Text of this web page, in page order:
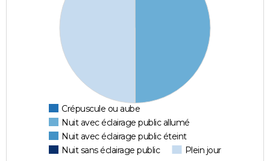
Crépuscule ou aube
Nuit avec éclairage public allumé
Nuit avec éclairage public éteint
Nuit sans éclairage public
Plein jour